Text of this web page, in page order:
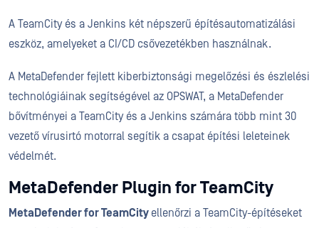
A TeamCity és a Jenkins két népszerű építésautomatizálási
eszköz, amelyeket a CI/CD csővezetékben használnak.
A MetaDefender fejlett kiberbiztonsági megelőzési és észlelési
technológiáinak segítségével az OPSWAT, a MetaDefender
bővítményei a TeamCity és a Jenkins számára több mint 30
vezető vírusirtó motorral segítik a csapat építési leleteinek
védelmét.
MetaDefender Plugin for TeamCity
MetaDefender for TeamCity ellenőrzi a TeamCity-építéseket